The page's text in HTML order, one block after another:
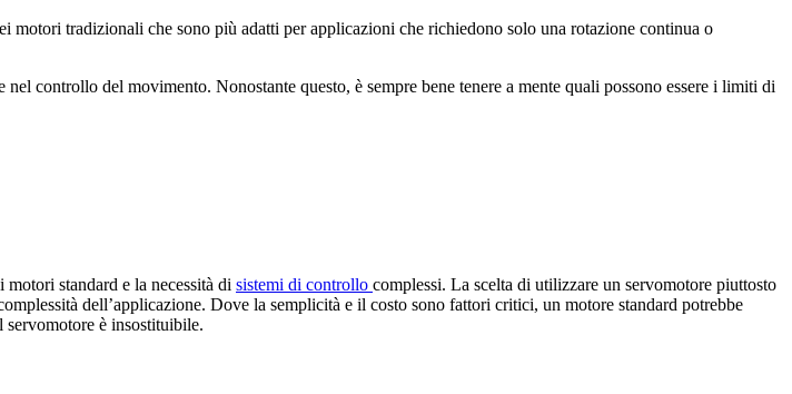
tradizionali che sono più adatti per applicazioni che richiedono solo una rotazione continua o
controllo del movimento. Nonostante questo, è sempre bene tenere a mente quali possono essere i limiti di
standard e la necessità di sistemi di controllo complessi. La scelta di utilizzare un servomotore piuttosto
dell’applicazione. Dove la semplicità e il costo sono fattori critici, un motore standard potrebbe
è insostituibile.